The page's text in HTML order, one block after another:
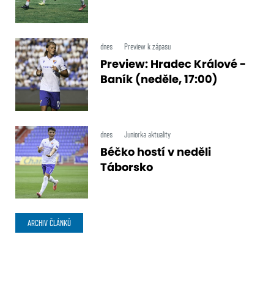
dnes Preview k zápasu
Preview: Hradec Králové -
Baník (neděle, 17:00)
dnes Juniorka aktuality
Béčko hostí v neděli
Táborsko
ARCHIV ČLÁNKŮ